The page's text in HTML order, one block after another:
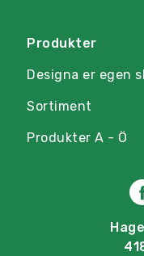
Produkter
Designa er egen
Sortiment
Produkter A - Ö